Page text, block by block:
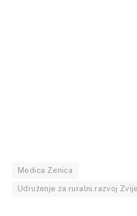
Medica Zenica
Udruženje za ruralni razvoj